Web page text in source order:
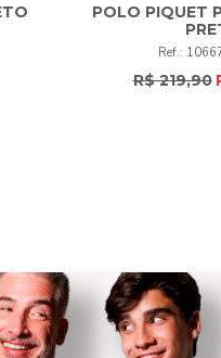
G
POLO PIQUET
R$ 219,90